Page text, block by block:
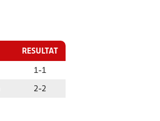
RESULTAT
1-1
2-2